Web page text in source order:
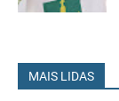
MAIS LIDAS